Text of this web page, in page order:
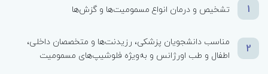
1
تشخیص و درمان انواع مسمومیت‌ها و گزش‌ها
2
مناسب دانشجویان پزشکی، رزیدنت‌ها و متخصصان داخلی،
اطفال و طب اورژانس و به‌ویژه فلوشیپ‌های مسمومیت